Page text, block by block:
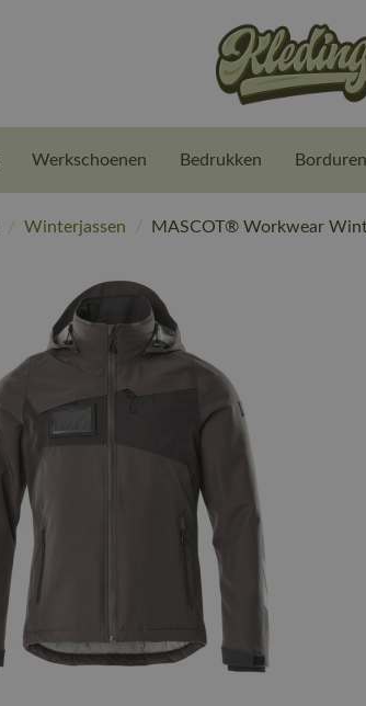
Werkschoenen Bedrukken Borduren
/ Winterjassen / MASCOT® Workwear